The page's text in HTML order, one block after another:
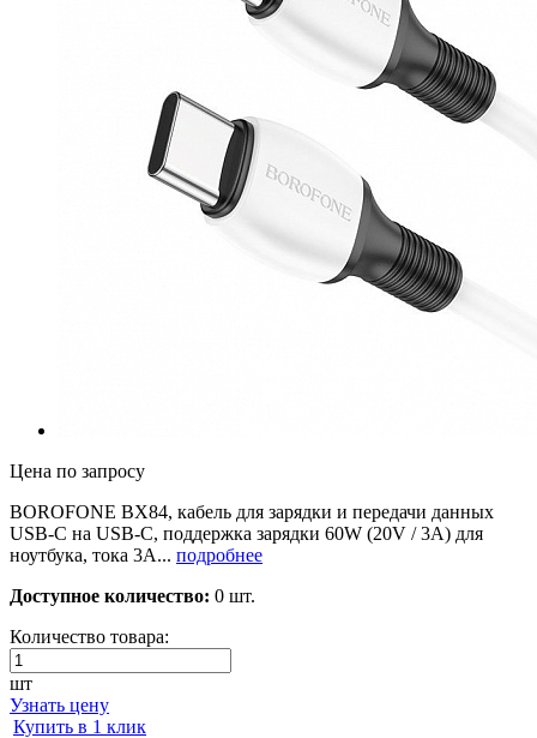
Цена по запросу
BOROFONE BX84, кабель для зарядки и передачи данных
USB-C на USB-C, поддержка зарядки 60W (20V / 3A) для
ноутбука, тока 3A... подробнее
Доступное количество: 0 шт.
Количество товара:
шт
Узнать цену
Купить в 1 клик